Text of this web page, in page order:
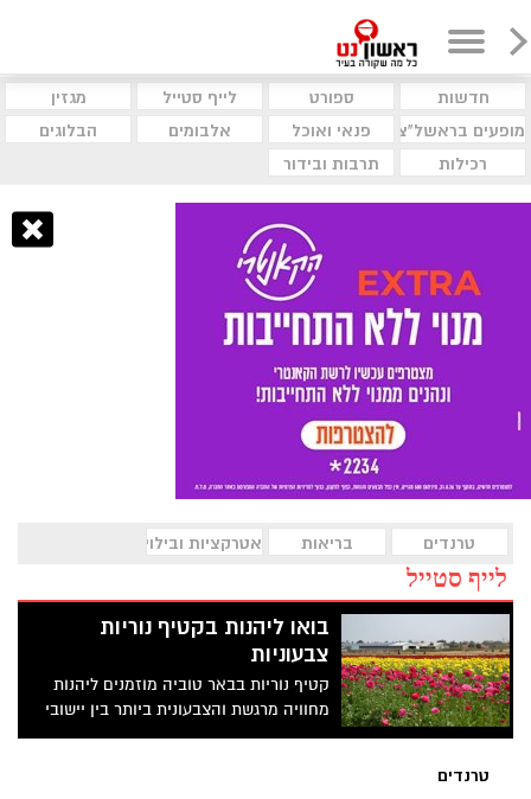
חדשות ספורט לייף סטייל
מגזין
מופעים בראשל"צ
פנאי ואוכל אלבומים
הבלוגים
רכילות
תרבות ובידור
טרנדים בריאות אטרקציות ובילוי
לייף סטייל
בואו ליהנות בקטיף נוריות
צבעוניות
קטיף נוריות בבאר טוביה מוזמנים ליהנות
מחוויה מרגשת והצבעונית ביותר בין יישובי
הדרום
טרנדים